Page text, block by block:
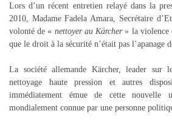
Lors d’un récent entretien relayé dans la
2010, Madame Fadela Amara, Secrétaire
volonté de « nettoyer au Kärcher» la violence
que le droit à la sécurité n’était pas l’apanage
La société allemande Kärcher, leader sur
nettoyage haute pression et autres
immédiatement émue de cette nouvelle
mondialement connue par une personne